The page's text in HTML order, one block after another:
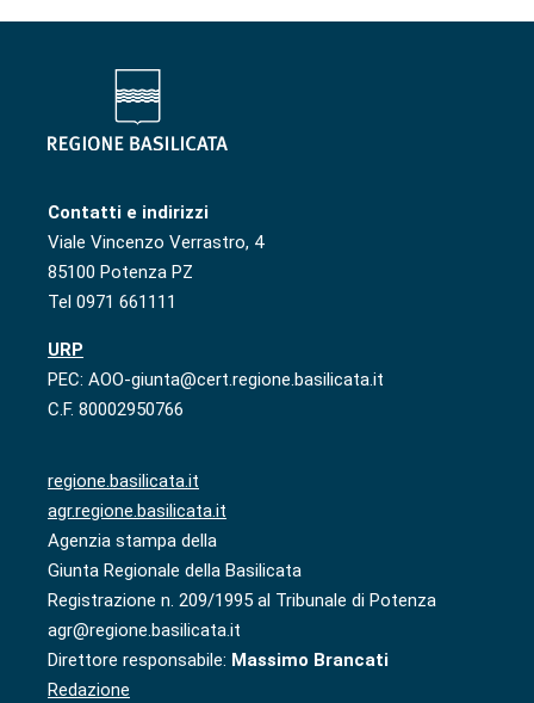
Contatti e indirizzi
Viale Vincenzo Verrastro, 4
85100 Potenza PZ
Tel 0971 661111
URP
PEC: AOO-giunta@cert.regione.basilicata.it
C.F. 80002950766
regione.basilicata.it
agr.regione.basilicata.it
Agenzia stampa della
Giunta Regionale della Basilicata
Registrazione n. 209/1995 al Tribunale di Potenza
agr@regione.basilicata.it
Direttore responsabile: Massimo Brancati
Redazione